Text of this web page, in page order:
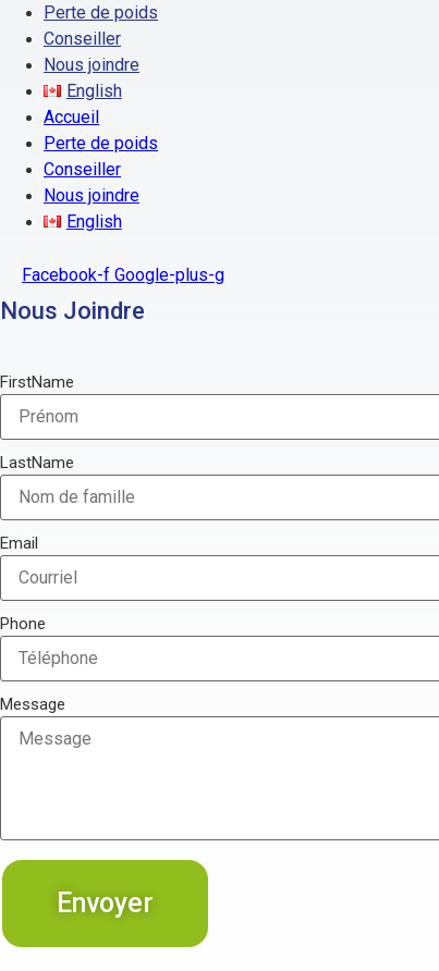
Perte de poids
Conseiller
Nous joindre
English
Accueil
Perte de poids
Conseiller
Nous joindre
English
Facebook-f Google-plus-g
Nous Joindre
FirstName
LastName
Email
Phone
Message
Envoyer